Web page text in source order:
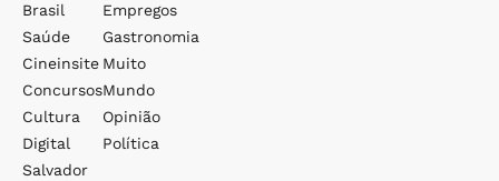
Brasil
Saúde
Cineinsite
Concursos
Cultura
Digital
Salvador
Empregos
Gastronomia
Muito
Mundo
Opinião
Política